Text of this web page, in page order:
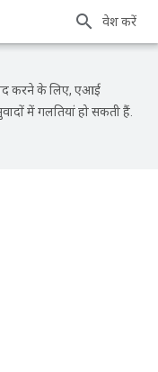
प्रवेश करें
करने के लिए, एआई
में गलतियां हो सकती हैं.